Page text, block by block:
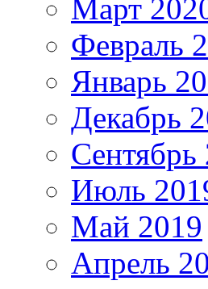
Март
Февраль
Январь
Декабрь
Сентябрь
Июль
Май 2019
Апрель